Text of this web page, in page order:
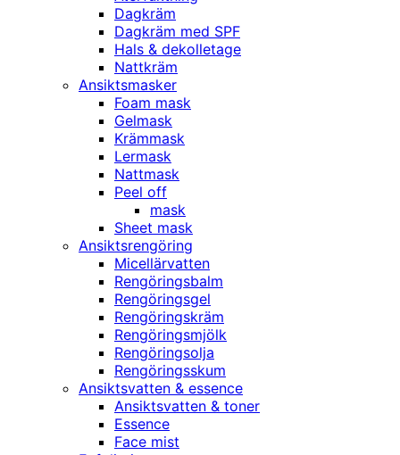
Dagkräm
Dagkräm med SPF
Hals & dekolletage
Nattkräm
Ansiktsmasker
Foam mask
Gelmask
Krämmask
Lermask
Nattmask
Peel off
mask
Sheet mask
Ansiktsrengöring
Micellärvatten
Rengöringsbalm
Rengöringsgel
Rengöringskräm
Rengöringsmjölk
Rengöringsolja
Rengöringsskum
Ansiktsvatten & essence
Ansiktsvatten & toner
Essence
Face mist